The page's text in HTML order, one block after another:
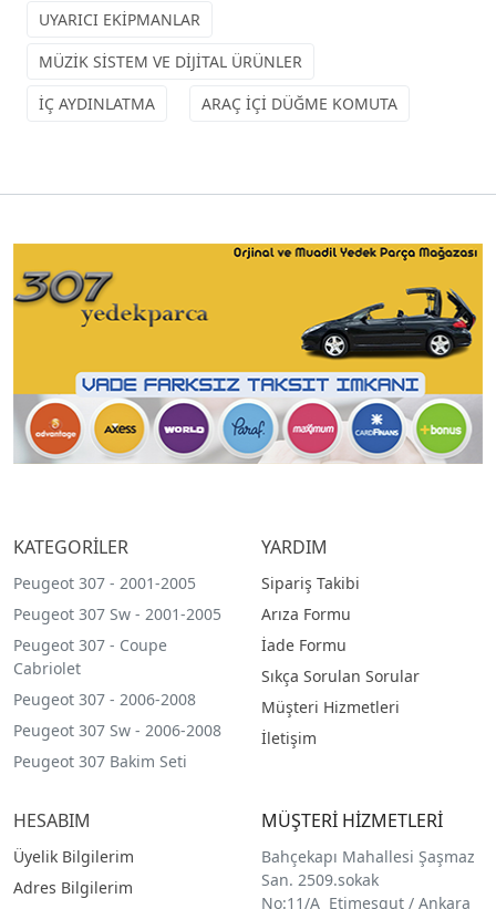
UYARICI EKİPMANLAR
MÜZİK SİSTEM VE DİJİTAL ÜRÜNLER
İÇ AYDINLATMA
ARAÇ İÇİ DÜĞME KOMUTA
KATEGORİLER
Peugeot 307 - 2001-2005
Peugeot 307 Sw - 2001-2005
Peugeot 307 - Coupe
Cabriolet
Peugeot 307 - 2006-2008
Peugeot 307 Sw - 2006-2008
Peugeot 307 Bakim Seti
YARDIM
Sipariş Takibi
Arıza Formu
İade Formu
Sıkça Sorulan Sorular
Müşteri Hizmetleri
İletişim
HESABIM
Üyelik Bilgilerim
Adres Bilgilerim
MÜŞTERİ HİZMETLERİ
Bahçekapı Mahallesi Şaşmaz
San. 2509.sokak
No:11/A Etimesgut / Ankara